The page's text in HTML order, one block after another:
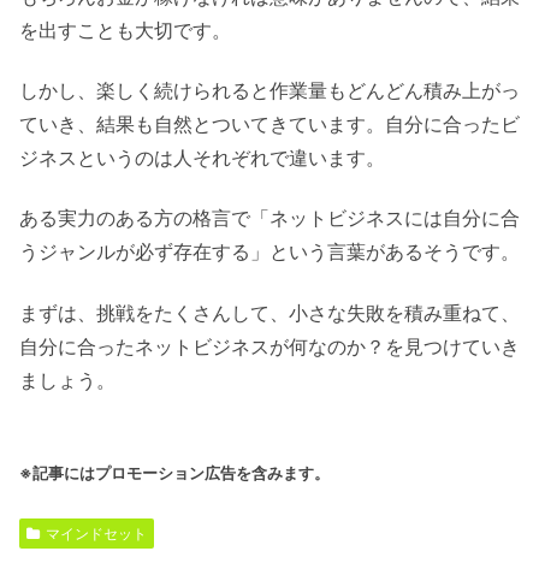
を出すことも大切です。
しかし、楽しく続けられると作業量もどんどん積み上がっ
ていき、結果も自然とついてきています。自分に合ったビ
ジネスというのは人それぞれで違います。
ある実力のある方の格言で「ネットビジネスには自分に合
うジャンルが必ず存在する」という言葉があるそうです。
まずは、挑戦をたくさんして、小さな失敗を積み重ねて、
自分に合ったネットビジネスが何なのか？を見つけていき
ましょう。
※記事にはプロモーション広告を含みます。
マインドセット